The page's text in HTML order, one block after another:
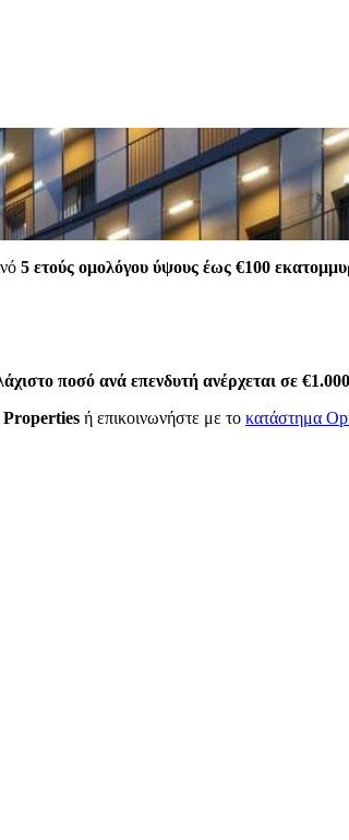
5 ετούς ομολόγου ύψους έως €100
ποσό ανά επενδυτή ανέρχεται σε €1.000
Properties ή επικοινωνήστε με το κατάστημα